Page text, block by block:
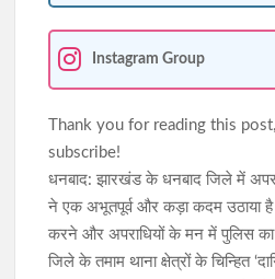
Instagram Group
Thank you for reading this
subscribe!
धनबाद: झारखंड के धनबाद जिले में
ने एक अभूतपूर्व और कड़ा कदम उठाया
करने और अपराधियों के मन में पुलिस
जिले के तमाम थाना क्षेत्रों के चिन्हित